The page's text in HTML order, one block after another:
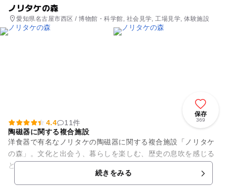
ノリタケの森
愛知県名古屋市西区 / 博物館・科学館, 社会見学, 工場見学, 体験施設
保存
369
4.4
11件
陶磁器に関する複合施設
洋食器で有名なノリタケの陶磁器に関する複合施設「ノリタケ
の森」。文化と出会う、暮らしを楽しむ、歴史の息吹を感じる
という3つゾーンを配し、憩いの場としてのリラクゼーション
続きをみる